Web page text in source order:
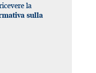
la
sulla